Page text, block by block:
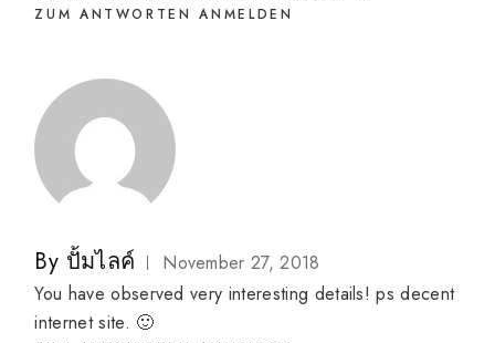
ZUM ANTWORTEN ANMELDEN
By ปั้มไลค์
November 27, 2018
You have observed very interesting details! ps decent
internet site. 🙂